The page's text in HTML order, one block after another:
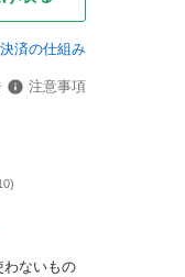
済の仕組み
注意事項
)
わないもの